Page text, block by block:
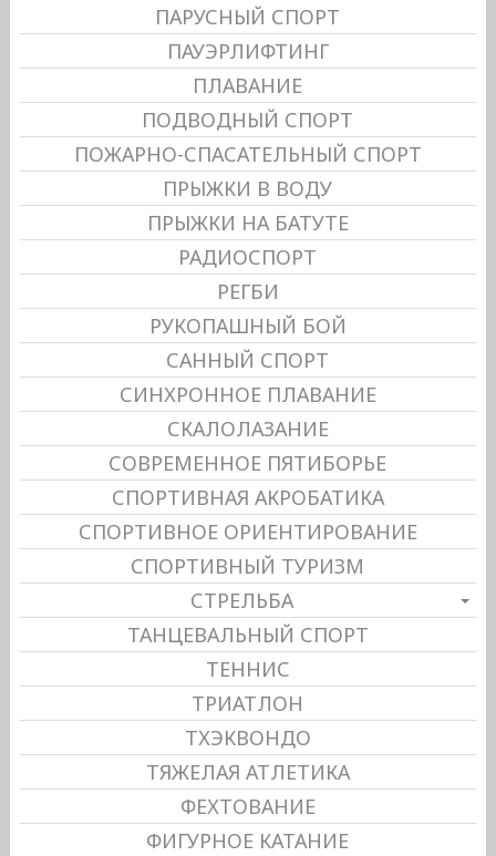
ПАРУСНЫЙ СПОРТ
ПАУЭРЛИФТИНГ
ПЛАВАНИЕ
ПОДВОДНЫЙ СПОРТ
ПОЖАРНО-СПАСАТЕЛЬНЫЙ СПОРТ
ПРЫЖКИ В ВОДУ
ПРЫЖКИ НА БАТУТЕ
РАДИОСПОРТ
РЕГБИ
РУКОПАШНЫЙ БОЙ
САННЫЙ СПОРТ
СИНХРОННОЕ ПЛАВАНИЕ
СКАЛОЛАЗАНИЕ
СОВРЕМЕННОЕ ПЯТИБОРЬЕ
СПОРТИВНАЯ АКРОБАТИКА
СПОРТИВНОЕ ОРИЕНТИРОВАНИЕ
СПОРТИВНЫЙ ТУРИЗМ
СТРЕЛЬБА
ТАНЦЕВАЛЬНЫЙ СПОРТ
ТЕННИС
ТРИАТЛОН
ТХЭКВОНДО
ТЯЖЕЛАЯ АТЛЕТИКА
ФЕХТОВАНИЕ
ФИГУРНОЕ КАТАНИЕ